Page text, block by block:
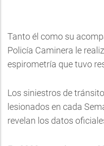
Tanto él como su
Policía Caminera le
espirometría que tuvo
Los siniestros de
lesionados en cada
revelan los datos